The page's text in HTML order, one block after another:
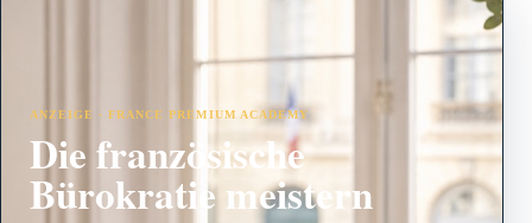
ANZEIGE · FRANCE PREMIUM ACADEMY
Die französische
Bürokratie meistern